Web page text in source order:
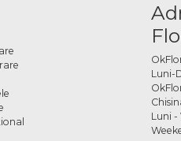
Luni-
Luni